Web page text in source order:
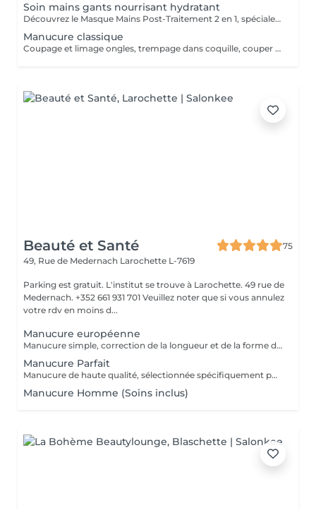
Soin mains gants nourrisant hydratant
Découvrez le Masque Mains Post-Traitement 2 en 1, spécialement conçu pour agir sur les signes visibles de l'âge : il agit à la fois sur les rides et les taches brunes, tout en hydratant en profondeur les ongles et cuticules. Ce masque combine un sérum régénérant et hydratant à des gants en cosméto-textile, offrant un confort optimal tout en favorisant l'absorption des actifs. La sensation de confort et d'hydratation est immédiate en les enfilant. Peut être appliqué lors d'un soin en cabine ou en onglerie.
Manucure classique
Coupage et limage ongles, trempage dans coquille, couper cuticule avec pince à envie, bloc ponce, sérum, crème. Si vernis prévoir plus de temps au salon en attente du séchage complet.
Beauté et Santé
75
49, Rue de Medernach Larochette L-7619
Parking est gratuit. L'institut se trouve à Larochette. 49 rue de
Medernach. +352 661 931 701 Veuillez noter que si vous annulez
votre rdv en moins d...
Manucure européenne
Manucure simple, correction de la longueur et de la forme des ongles, traitement des cuticules sans coupe.
Manucure Parfait
Manucure de haute qualité, sélectionnée spécifiquement pour vos mains, en tenant compte de toutes les nuances.
Manucure Homme (Soins inclus)